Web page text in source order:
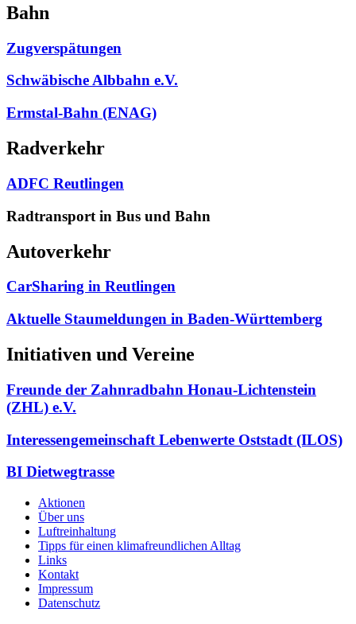
Bahn
Zugverspätungen
Schwäbische Albbahn e.V.
Ermstal-Bahn (ENAG)
Radverkehr
ADFC Reutlingen
Radtransport in Bus und Bahn
Autoverkehr
CarSharing in Reutlingen
Aktuelle Staumeldungen in Baden-Württemberg
Initiativen und Vereine
Freunde der Zahnradbahn Honau-Lichtenstein
(ZHL) e.V.
Interessengemeinschaft Lebenwerte Oststadt (ILOS)
BI Dietwegtrasse
Aktionen
Über uns
Luftreinhaltung
Tipps für einen klimafreundlichen Alltag
Links
Kontakt
Impressum
Datenschutz